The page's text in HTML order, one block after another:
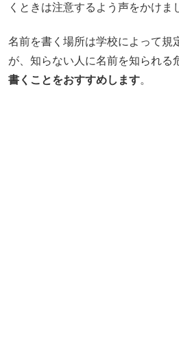
くときは注意するよう声をかけま
名前を書く場所は学校によって規
が、知らない人に名前を知られる
書くことをおすすめします。